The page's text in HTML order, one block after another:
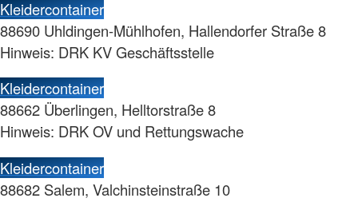
Kleidercontainer
88690 Uhldingen-Mühlhofen, Hallendorfer Straße 8
Hinweis: DRK KV Geschäftsstelle
Kleidercontainer
88662 Überlingen, Helltorstraße 8
Hinweis: DRK OV und Rettungswache
Kleidercontainer
88682 Salem, Valchinsteinstraße 10